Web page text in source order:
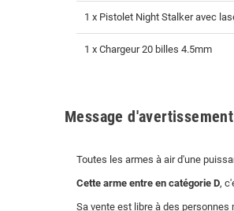
1 x Pistolet Night Stalker avec
1 x Chargeur 20 billes 4.5mm
Message
Toutes les armes à air d'une
Cette arme entre en catégorie D,
Sa vente est libre à des personnes